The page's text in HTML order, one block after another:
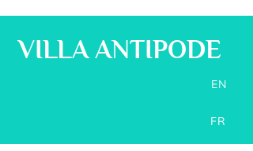
VILLA ANTIPODE
EN
FR